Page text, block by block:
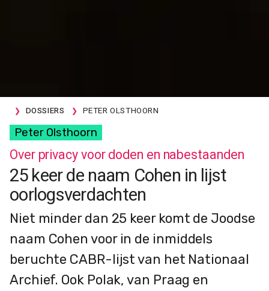
DOSSIERS PETER OLSTHOORN
Peter Olsthoorn
Over privacy voor doden en nabestaanden
25 keer de naam Cohen in lijst
oorlogsverdachten
Niet minder dan 25 keer komt de Joodse
naam Cohen voor in de inmiddels
beruchte CABR-lijst van het Nationaal
Archief. Ook Polak, van Praag en